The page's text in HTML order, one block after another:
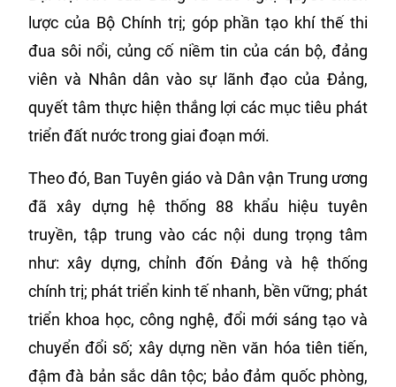
lược của Bộ Chính trị; góp phần tạo khí thế thi
đua sôi nổi, củng cố niềm tin của cán bộ, đảng
viên và Nhân dân vào sự lãnh đạo của Đảng,
quyết tâm thực hiện thắng lợi các mục tiêu phát
triển đất nước trong giai đoạn mới.
Theo đó, Ban Tuyên giáo và Dân vận Trung ương
đã xây dựng hệ thống 88 khẩu hiệu tuyên
truyền, tập trung vào các nội dung trọng tâm
như: xây dựng, chỉnh đốn Đảng và hệ thống
chính trị; phát triển kinh tế nhanh, bền vững; phát
triển khoa học, công nghệ, đổi mới sáng tạo và
chuyển đổi số; xây dựng nền văn hóa tiên tiến,
đậm đà bản sắc dân tộc; bảo đảm quốc phòng,